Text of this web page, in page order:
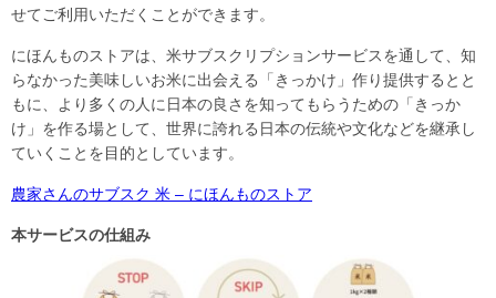
せてご利用いただくことができます。
にほんものストアは、米サブスクリプションサービスを通して、知
らなかった美味しいお米に出会える「きっかけ」作り提供するとと
もに、より多くの人に日本の良さを知ってもらうための「きっか
け」を作る場として、世界に誇れる日本の伝統や文化などを継承し
ていくことを目的としています。
農家さんのサブスク 米 – にほんものストア
本サービスの仕組み